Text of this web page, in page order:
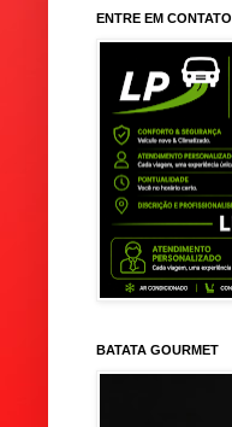
ENTRE EM CONTATO
BATATA GOURMET